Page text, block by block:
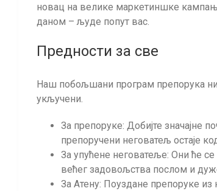
новац на велике маркетиншке
даном – људе попут вас.
Предности за све
Наш побољшани програм препорука
укључени.
За препоруке: Добијте значајне
препоручени неговатељ остаје
За упућене неговатеље: Они ће
већег задовољства послом и
За Атену: Поуздане препоруке